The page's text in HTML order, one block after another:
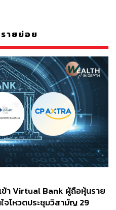
ายย่อย
ข้า Virtual Bank ผู้ถือหุ้นราย
จโหวตประชุมวิสามัญ 29